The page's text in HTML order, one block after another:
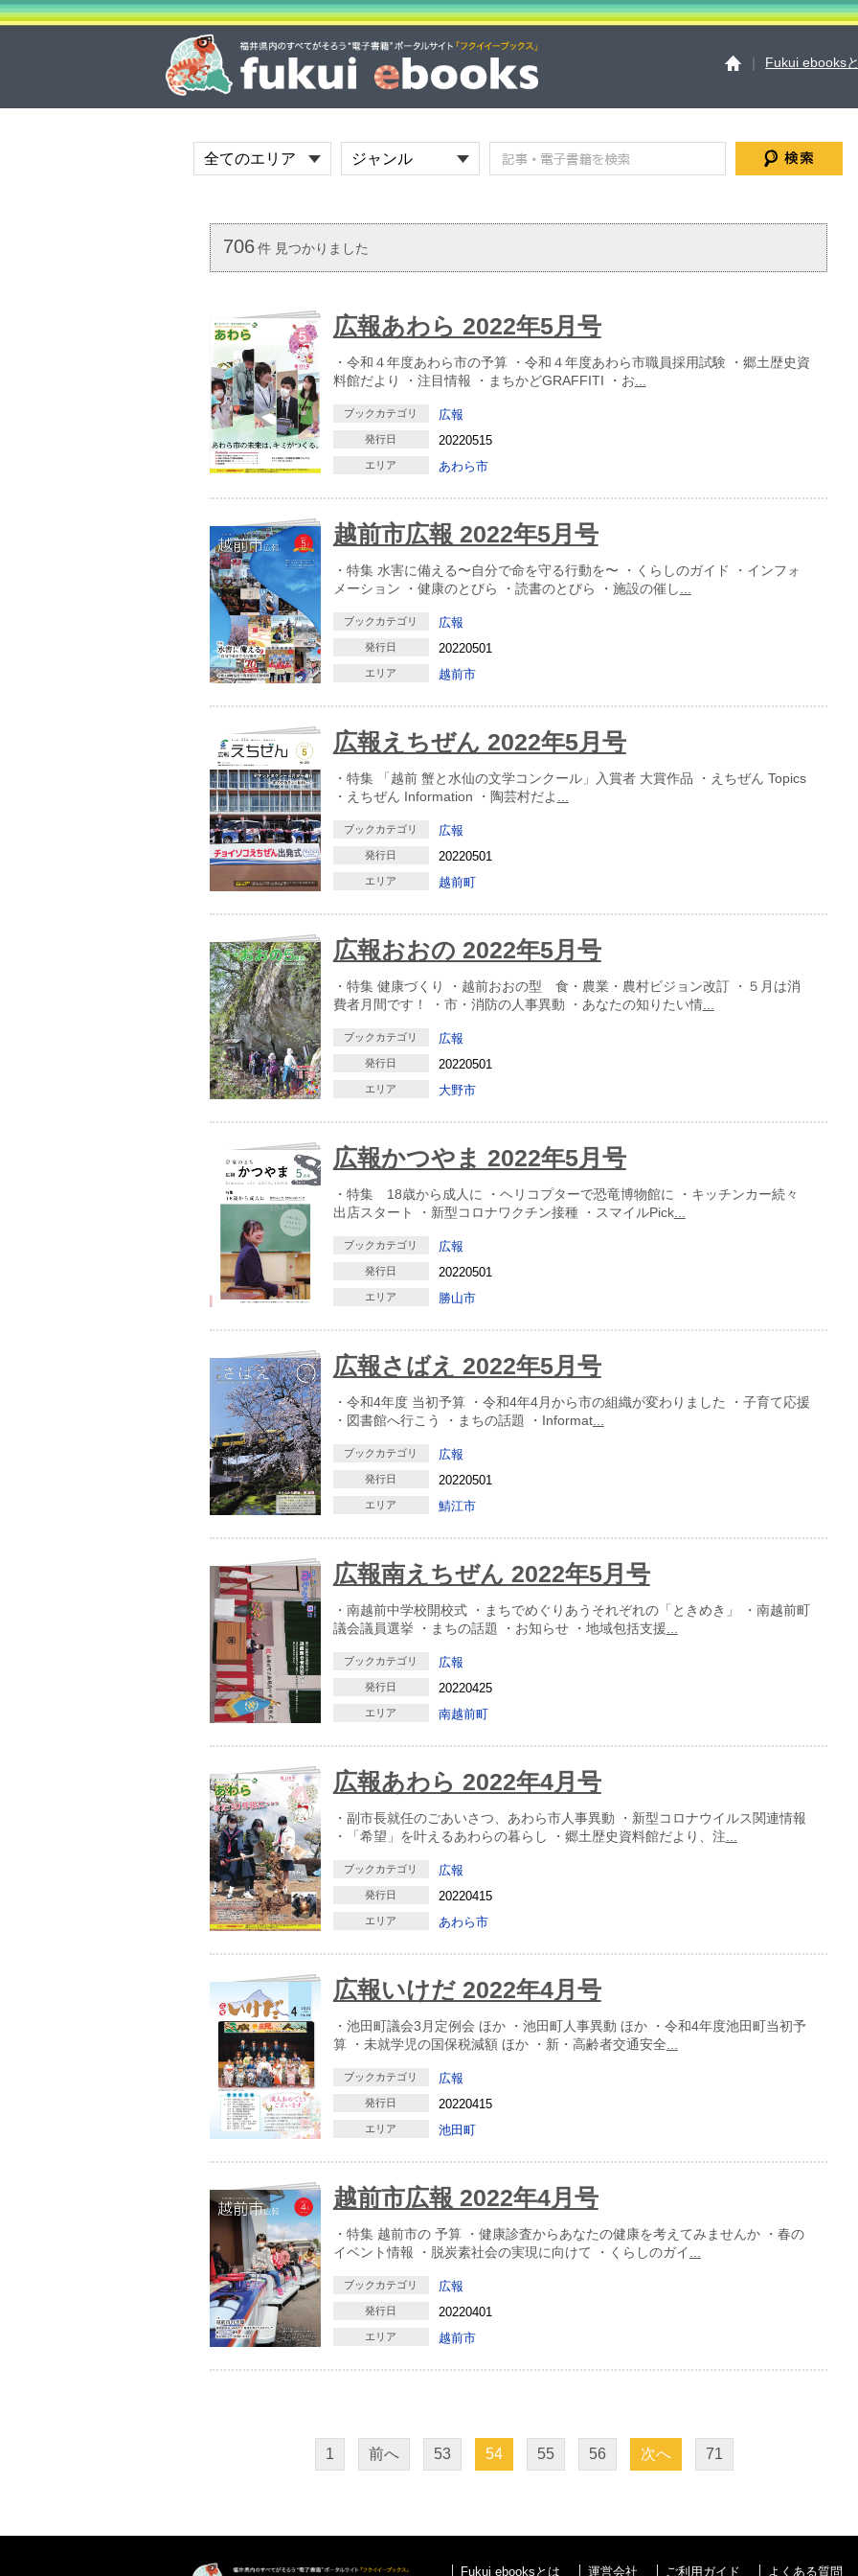
Fukui ebooks
Fukui ebooksとは
サイトマップ
706 件 見つかりました
広報あわら 2022年5月号
・令和４年度あわら市の予算 ・令和４年度あわら市職員採用試験 ・郷土歴史資
料館だより ・注目情報 ・まちかどGRAFFITI ・お
ブックカテゴリ 広報
発行日 20220515
エリア あわら市
越前市広報 2022年5月号
・特集 水害に備える〜自分で命を守る行動を〜 ・くらしのガイド ・インフォ
メーション ・健康のとびら ・読書のとびら ・施設の催し
ブックカテゴリ 広報
発行日 20220501
エリア 越前市
広報えちぜん 2022年5月号
・特集 「越前 蟹と水仙の文学コンクール」入賞者 大賞作品 ・えちぜん Topics
・えちぜん Information ・陶芸村だよ
ブックカテゴリ 広報
発行日 20220501
エリア 越前町
広報おおの 2022年5月号
・特集 健康づくり ・越前おおの型 食・農業・農村ビジョン改訂 ・５月は消
費者月間です！ ・市・消防の人事異動 ・あなたの知りたい情...
ブックカテゴリ 広報
発行日 20220501
エリア 大野市
広報かつやま 2022年5月号
・特集 18歳から成人に ・ヘリコプターで恐竜博物館に ・キッチンカー続々
出店スタート ・新型コロナワクチン接種 ・スマイルPick...
ブックカテゴリ 広報
発行日 20220501
エリア 勝山市
広報さばえ 2022年5月号
・令和4年度 当初予算 ・令和4年4月から市の組織が変わりました ・子育て応援
・図書館へ行こう ・まちの話題 ・Informat...
ブックカテゴリ 広報
発行日 20220501
エリア 鯖江市
広報南えちぜん 2022年5月号
・南越前中学校開校式 ・まちでめぐりあうそれぞれの「ときめき」 ・南越前町
議会議員選挙 ・まちの話題 ・お知らせ ・地域包括支援
ブックカテゴリ 広報
発行日 20220425
エリア 南越前町
広報あわら 2022年4月号
・副市長就任のごあいさつ、あわら市人事異動 ・新型コロナウイルス関連情報
・「希望」を叶えるあわらの暮らし ・郷土歴史資料館だより、注...
ブックカテゴリ 広報
発行日 20220415
エリア あわら市
広報いけだ 2022年4月号
・池田町議会3月定例会 ほか ・池田町人事異動 ほか ・令和4年度池田町当初予
算 ・未就学児の国保税減額 ほか ・新・高齢者交通安全...
ブックカテゴリ 広報
発行日 20220415
エリア 池田町
越前市広報 2022年4月号
・特集 越前市の 予算 ・健康診査からあなたの健康を考えてみませんか ・春の
イベント情報 ・脱炭素社会の実現に向けて ・くらしのガイ...
ブックカテゴリ 広報
発行日 20220401
エリア 越前市
1 前へ 53 54 55 56 次へ 71
Fukui ebooksとは 運営会社 ご利用ガイド よくある質問